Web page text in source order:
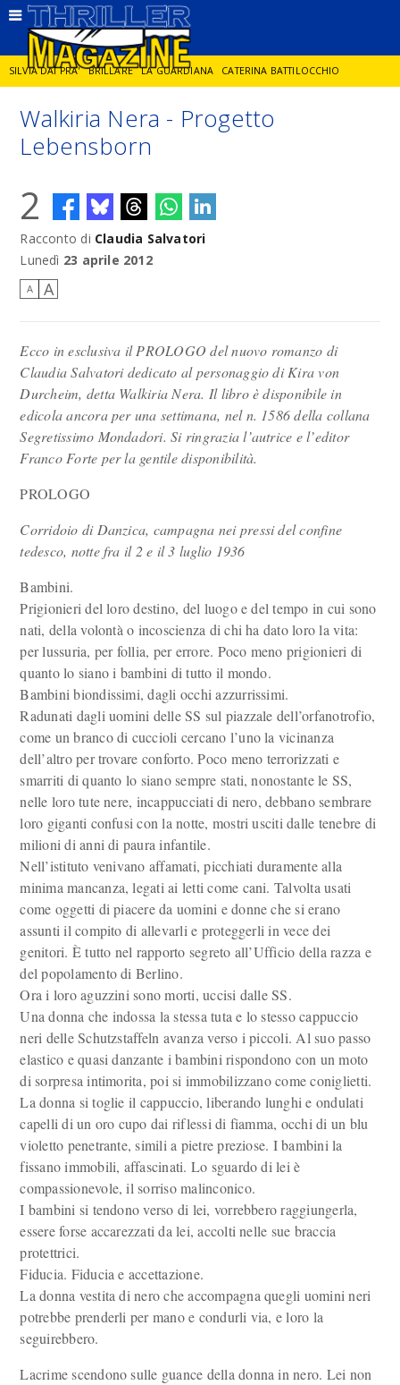
SILVIA DAI PRA' BRILLARE LA GUARDIANA CATERINA BATTILOCCHIO
JORGE DIAZ LA SPIA DELITTO IN CORNICE GIANCARLO DE CATALDO
Walkiria Nera - Progetto
Lebensborn
2
Racconto di Claudia Salvatori
Lunedì 23 aprile 2012
A A
Ecco in esclusiva il PROLOGO del nuovo romanzo di
Claudia Salvatori dedicato al personaggio di Kira von
Durcheim, detta Walkiria Nera. Il libro è disponibile in
edicola ancora per una settimana, nel n. 1586 della collana
Segretissimo Mondadori. Si ringrazia l’autrice e l’editor
Franco Forte per la gentile disponibilità.
PROLOGO
Corridoio di Danzica, campagna nei pressi del confine
tedesco, notte fra il 2 e il 3 luglio 1936
Bambini.
Prigionieri del loro destino, del luogo e del tempo in cui sono
nati, della volontà o incoscienza di chi ha dato loro la vita:
per lussuria, per follia, per errore. Poco meno prigionieri di
quanto lo siano i bambini di tutto il mondo.
Bambini biondissimi, dagli occhi azzurrissimi.
Radunati dagli uomini delle SS sul piazzale dell’orfanotrofio,
come un branco di cuccioli cercano l’uno la vicinanza
dell’altro per trovare conforto. Poco meno terrorizzati e
smarriti di quanto lo siano sempre stati, nonostante le SS,
nelle loro tute nere, incappucciati di nero, debbano sembrare
loro giganti confusi con la notte, mostri usciti dalle tenebre di
milioni di anni di paura infantile.
Nell’istituto venivano affamati, picchiati duramente alla
minima mancanza, legati ai letti come cani. Talvolta usati
come oggetti di piacere da uomini e donne che si erano
assunti il compito di allevarli e proteggerli in vece dei
genitori. È tutto nel rapporto segreto all’Ufficio della razza e
del popolamento di Berlino.
Ora i loro aguzzini sono morti, uccisi dalle SS.
Una donna che indossa la stessa tuta e lo stesso cappuccio
neri delle Schutzstaffeln avanza verso i piccoli. Al suo passo
elastico e quasi danzante i bambini rispondono con un moto
di sorpresa intimorita, poi si immobilizzano come coniglietti.
La donna si toglie il cappuccio, liberando lunghi e ondulati
capelli di un oro cupo dai riflessi di fiamma, occhi di un blu
violetto penetrante, simili a pietre preziose. I bambini la
fissano immobili, affascinati. Lo sguardo di lei è
compassionevole, il sorriso malinconico.
I bambini si tendono verso di lei, vorrebbero raggiungerla,
essere forse accarezzati da lei, accolti nelle sue braccia
protettrici.
Fiducia. Fiducia e accettazione.
La donna vestita di nero che accompagna quegli uomini neri
potrebbe prenderli per mano e condurli via, e loro la
seguirebbero.
Lacrime scendono sulle guance della donna in nero. Lei non